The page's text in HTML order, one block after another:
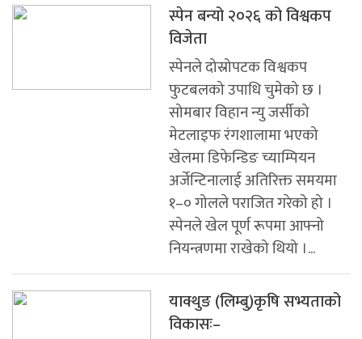
स्पेन बन्यो २०२६ को विश्वकप
विजेता
स्पेनले दोस्रोपटक विश्वकप
फुटबलको उपाधि चुमेको छ ।
सोमबार विहान न्यु जर्सीको
मेटलाइफ रंगशालामा भएको
खेलमा डिफेन्डिङ च्याम्पियन
अर्जेन्टिनालाई अतिरिक्त समयमा
१–० गोलले पराजित गरेको हो ।
स्पेनले खेल पूर्ण रूपमा आफ्नो
नियन्त्रणमा राखेको थियो ।...
याक्थुङ (लिम्बु)कृषि सभ्यताको
विकासः–